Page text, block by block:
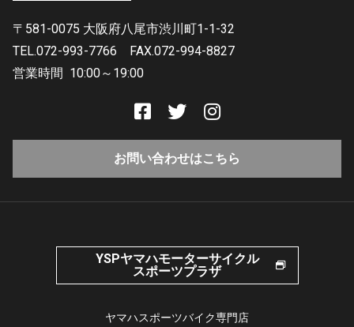
〒581-0075 大阪府八尾市渋川町1-1-32
TEL.072-993-7766
FAX.072-994-8827
営業時間 10:00～19:00
お問い合わせはこちら
YSPヤマハモーターサイクル
スポーツプラザ
ヤマハスポーツバイク専門店